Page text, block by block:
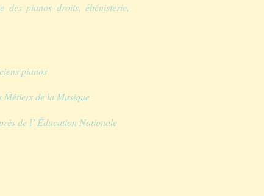
pianos droits, ébénisterie,
pianos
Métiers de la Musique
de l’ Éducation Nationale